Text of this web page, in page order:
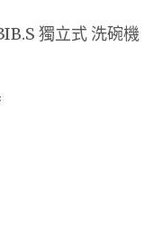
獨立式 洗碗機